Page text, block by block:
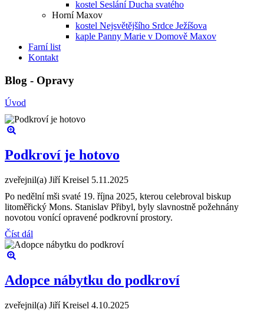
kostel Seslání Ducha svatého
Horní Maxov
kostel Nejsvětějšího Srdce Ježíšova
kaple Panny Marie v Domově Maxov
Farní list
Kontakt
Blog - Opravy
Úvod
Podkroví je hotovo
zveřejnil(a) Jiří Kreisel 5.11.2025
Po nedělní mši svaté 19. října 2025, kterou celebroval biskup
litoměřický Mons. Stanislav Přibyl, byly slavnostně požehnány
novotou vonící opravené podkrovní prostory.
Číst dál
Adopce nábytku do podkroví
zveřejnil(a) Jiří Kreisel 4.10.2025